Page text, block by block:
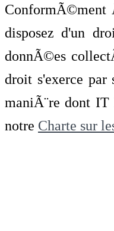
ConformÃ©ment
disposez d'un
donnÃ©es
droit s'exerce
maniÃ¨re dont
notre Charte sur